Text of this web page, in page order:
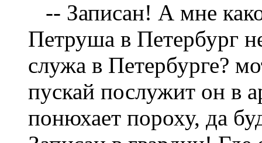
-- Записан! А мне
Петруша в Петербург
служа в Петербурге?
пускай послужит он в
понюхает пороху, да